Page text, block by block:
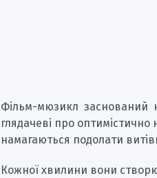
Фільм-мюзикл заснований
глядачеві про
намагаються подолати
Кожної хвилини вони